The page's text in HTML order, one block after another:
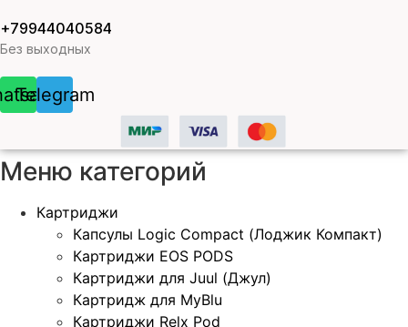
+79944040584
Без выходных
Telegram
Меню категорий
Картриджи
Капсулы Logic Compact (Лоджик Компакт)
Картриджи EOS PODS
Картриджи для Juul (Джул)
Картридж для MyBlu
Картриджи Relx Pod